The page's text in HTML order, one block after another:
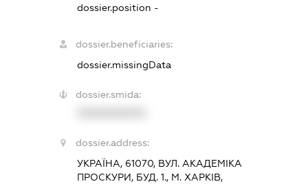
dossier.position -
dossier.beneficiaries:
dossier.missingData
dossier.smida:
dossier.address:
УКРАЇНА, 61070, ВУЛ. АКАДЕМІКА
ПРОСКУРИ, БУД. 1., М. ХАРКІВ,